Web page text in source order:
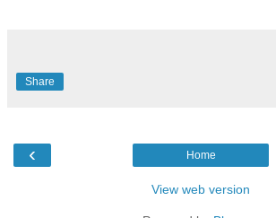
Share
‹ Home
View web version